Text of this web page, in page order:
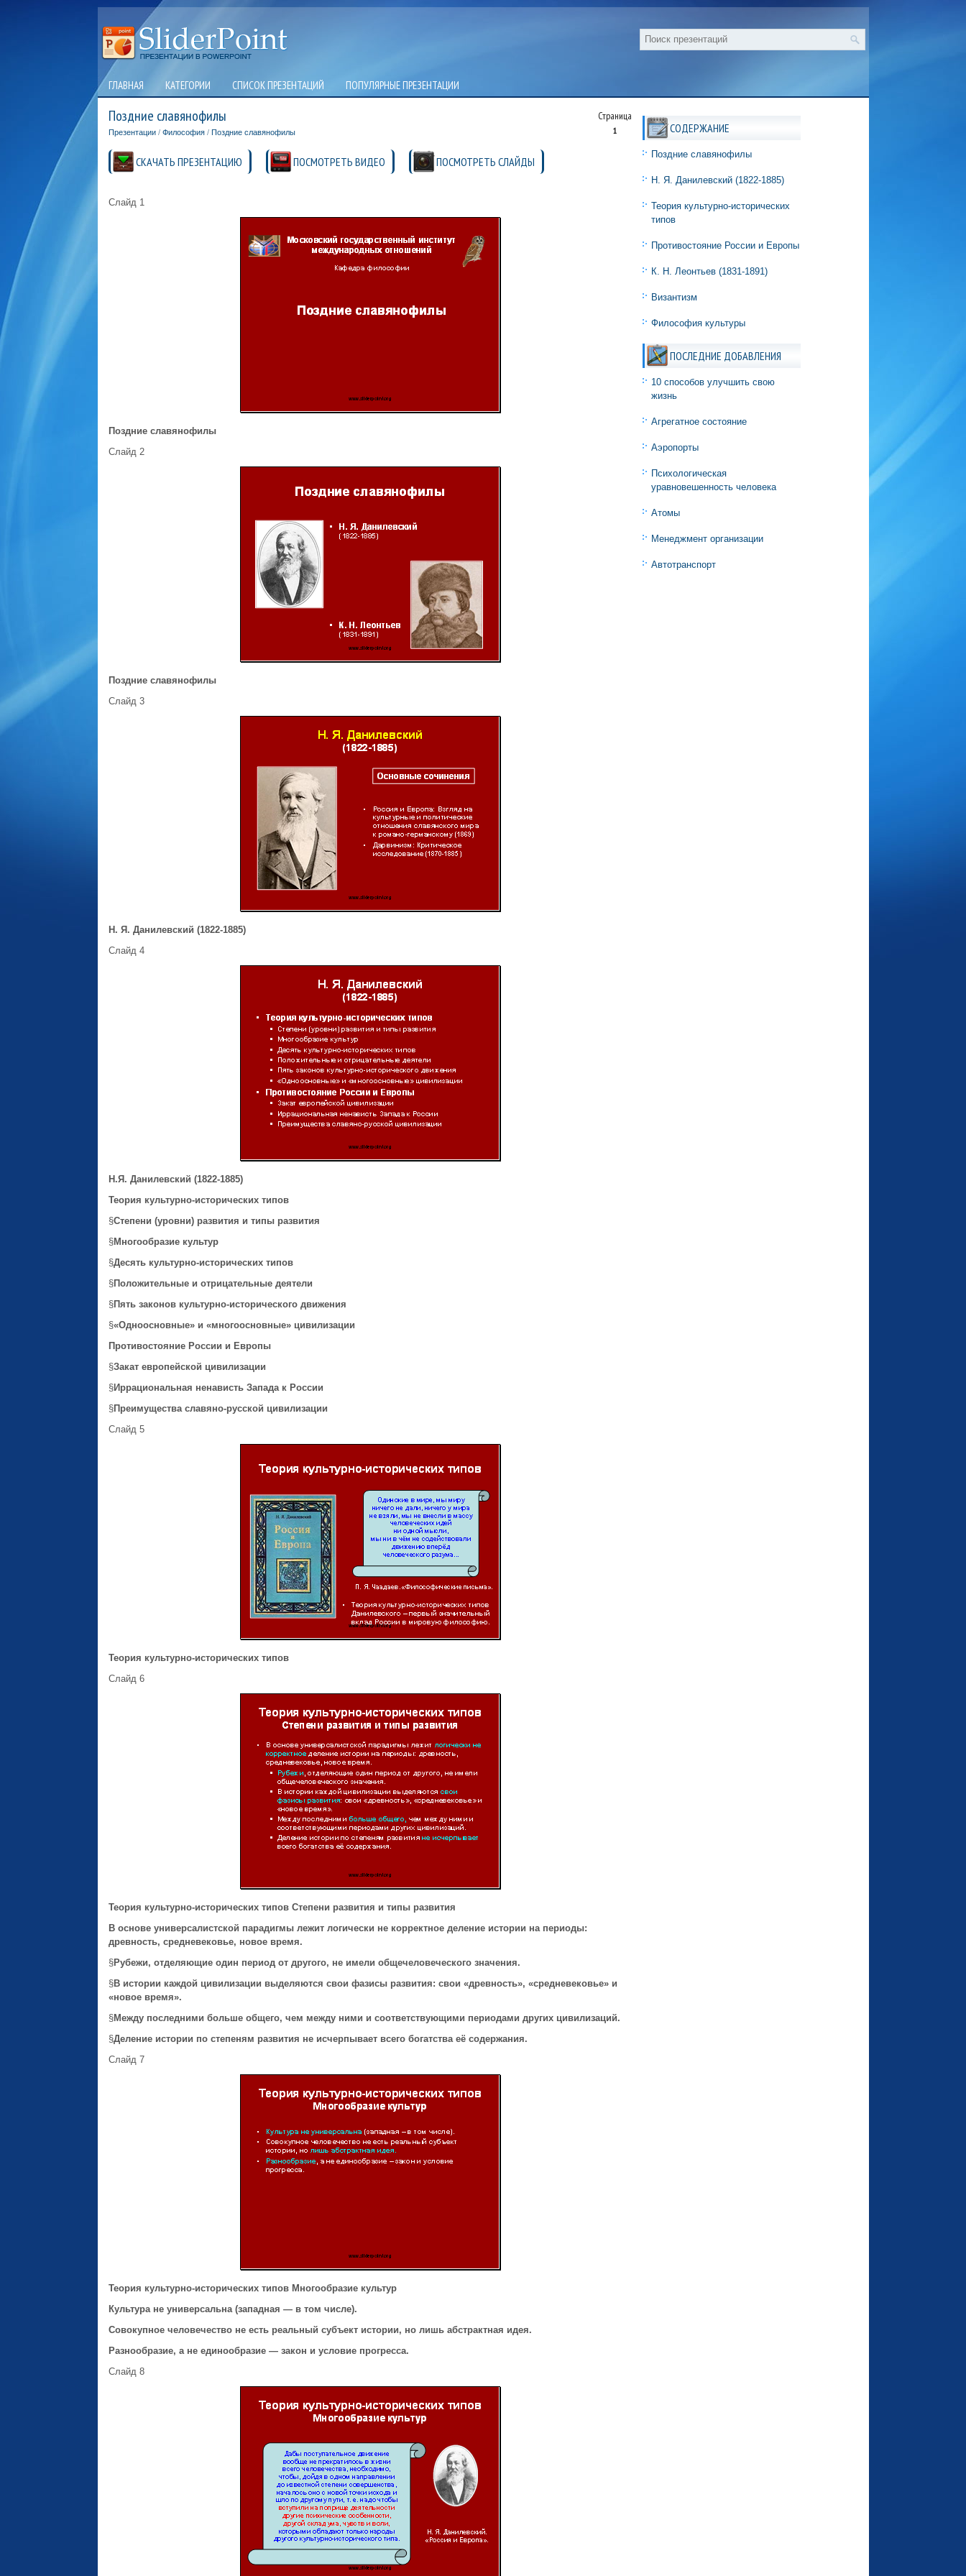
ГЛАВНАЯ КАТЕГОРИИ СПИСОК ПРЕЗЕНТАЦИЙ ПОПУЛЯРНЫЕ ПРЕЗЕНТАЦИИ
Поздние славянофилы Страница
1
Презентации/ Философия/ Поздние славянофилы
СКАЧАТЬ ПРЕЗЕНТАЦИЮ ПОСМОТРЕТЬ ВИДЕО ПОСМОТРЕТЬ СЛАЙДЫ
Слайд 1
Поздние славянофилы
Слайд 2
Поздние славянофилы
Слайд 3
Н. Я. Данилевский (1822‑1885)
Слайд 4
Н.Я. Данилевский (1822‑1885)
Теория культурно-исторических типов
§Степени (уровни) развития и типы развития
§Многообразие культур
§Десять культурно-исторических типов
§Положительные и отрицательные деятели
§Пять законов культурно-исторического движения
§«Одноосновные» и «многоосновные» цивилизации
Противостояние России и Европы
§Закат европейской цивилизации
§Иррациональная ненависть Запада к России
§Преимущества славяно-русской цивилизации
Слайд 5
Теория культурно-исторических типов
Слайд 6
Теория культурно-исторических типов Степени развития и типы развития
В основе универсалистской парадигмы лежит логически не корректное деление истории на периоды:
древность, средневековье, новое время.
§Рубежи, отделяющие один период от другого, не имели общечеловеческого значения.
§В истории каждой цивилизации выделяются свои фазисы развития: свои «древность», «средневековье» и
«новое время».
§Между последними больше общего, чем между ними и соответствующими периодами других цивилизаций.
§Деление истории по степеням развития не исчерпывает всего богатства её содержания.
Слайд 7
Теория культурно-исторических типов Многообразие культур
Культура не универсальна (западная — в том числе).
Совокупное человечество не есть реальный субъект истории, но лишь абстрактная идея.
Разнообразие, а не единообразие — закон и условие прогресса.
Слайд 8
СОДЕРЖАНИЕ
Поздние славянофилы
Н. Я. Данилевский (1822‑1885)
Теория культурно-исторических
типов
Противостояние России и Европы
К. Н. Леонтьев (1831‑1891)
Византизм
Философия культуры
ПОСЛЕДНИЕ ДОБАВЛЕНИЯ
10 способов улучшить свою
жизнь
Агрегатное состояние
Аэропорты
Психологическая
уравновешенность человека
Атомы
Менеджмент организации
Автотранспорт